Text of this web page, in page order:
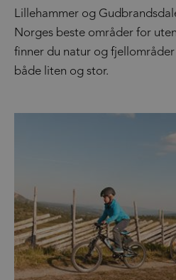
Lillehammer og
Norges beste områder for
finner du natur og
både liten og stor.